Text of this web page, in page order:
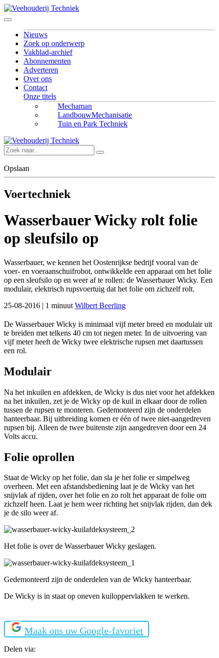
Nieuws
Zoek op onderwerp
Vakblad-archief
Abonnementen
Adverteren
Over ons
Contact
Onze titels
Mechaman
LandbouwMechanisatie
Tuin en Park Techniek
Opslaan
Voertechniek
Wasserbauer Wicky rolt folie
op sleufsilo op
Wasserbauer, we kennen het Oostenrijkse bedrijf vooral van de
voer- en voeraanschuifrobot, ontwikkelde een apparaat om het folie
op een sleufsilo op en weer af te rollen: de Wasserbauer Wicky. Een
modulair, elektrisch rupsvoertuig dat het folie om zichzelf rolt.
25-08-2016 | 1 minuut Wilbert Beerling
De Wasserbauer Wicky is minimaal vijf meter breed en modulair uit
te breiden met telkens 40 cm tot negen meter. In de uitvoering van
vijf meter heeft de Wicky twee elektrische rupsen met daartussen
een rol.
Modulair
Na het inkuilen en afdekken, de Wicky is dus niet voor het afdekken
na het inkuilen, zet je de Wicky op de kuil in elkaar door de rollen
tussen de rupsen te monteren. Gedemonteerd zijn de onderdelen
hanteerbaar. Bij uitbreiding komen er één of twee niet-aangedreven
rupsen bij. Alleen de twee buitenste zijn aangedreven door een 24
Volts accu.
Folie oprollen
Staat de Wicky op het folie, dan sla je het folie er simpelweg
overheen. Met een afstandsbediening laat je de Wicky van het
snijvlak af rijden, over het folie en zo rolt het apparaat de folie om
zichzelf heen. Laat je hem weer richting het snijvlak rijden, dan dek
je de silo weer af.
Het folie is over de Wasserbauer Wicky geslagen.
Gedemonteerd zijn de onderdelen van de Wicky hanteerbaar.
De Wicky is in staat op oneven kuiloppervlakken te werken.
Maak ons uw Google-favoriet
Delen via: